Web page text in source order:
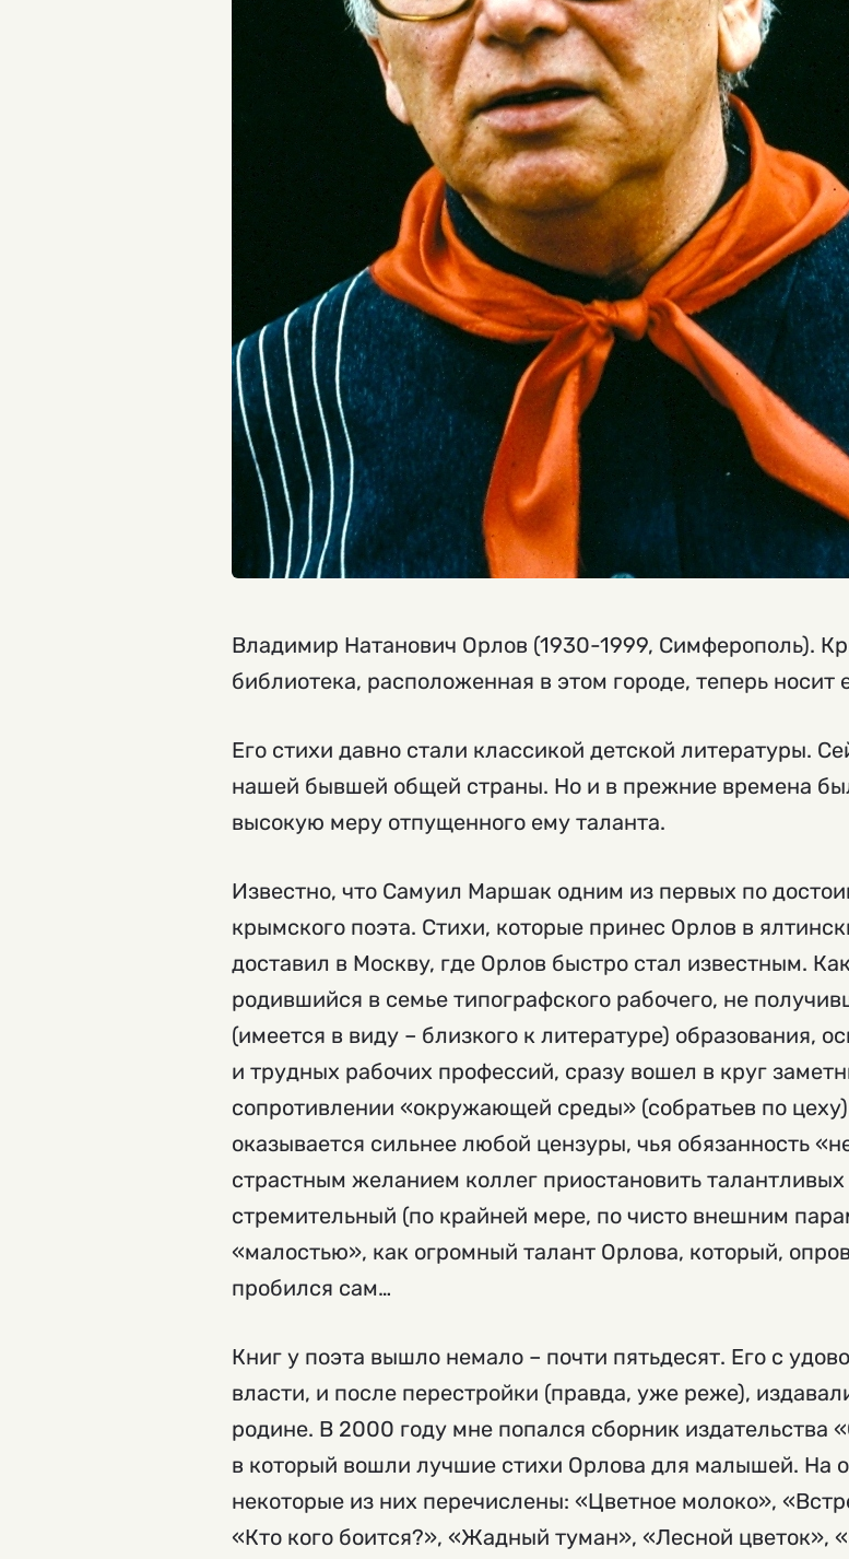
Владимир Натанович Орлов (1930-1999, Симферополь).
библиотека, расположенная в этом городе, теперь носит
Его стихи давно стали классикой детской литературы.
нашей бывшей общей страны. Но и в прежние времена
высокую меру отпущенного ему таланта.
Известно, что Самуил Маршак одним из первых по
крымского поэта. Стихи, которые принес Орлов в
доставил в Москву, где Орлов быстро стал известным.
родившийся в семье типографского рабочего, не
(имеется в виду – близкого к литературе) образования,
и трудных рабочих профессий, сразу вошел в круг
сопротивлении «окружающей среды» (собратьев по
оказывается сильнее любой цензуры, чья обязанность
страстным желанием коллег приостановить
стремительный (по крайней мере, по чисто внешним
«малостью», как огромный талант Орлова, который,
пробился сам…
Книг у поэта вышло немало – почти пятьдесят. Его с
власти, и после перестройки (правда, уже реже),
родине. В 2000 году мне попался сборник издательства
в который вошли лучшие стихи Орлова для малышей. На
некоторые из них перечислены: «Цветное молоко»,
«Кто кого боится?», «Жадный туман», «Лесной цветок»,